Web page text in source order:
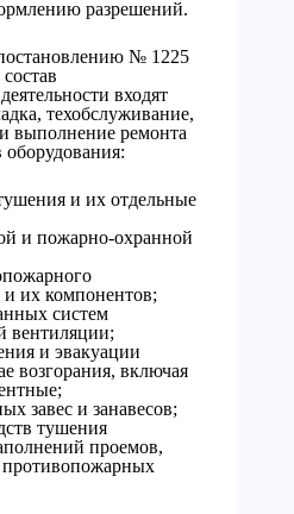
разрешений.
№ 1225
входят
техобслуживание,
выполнение ремонта
и их отдельные
и пожарно-охранной
их компонентов;
систем
вентиляции;
и эвакуации
возгорания, включая
завес и занавесов;
тушения
проемов,